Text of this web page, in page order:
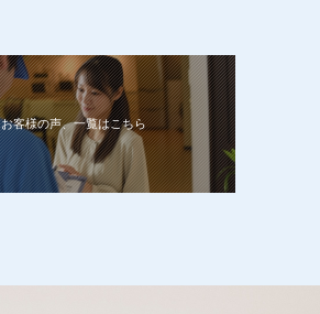
お客様の声、一覧はこちら